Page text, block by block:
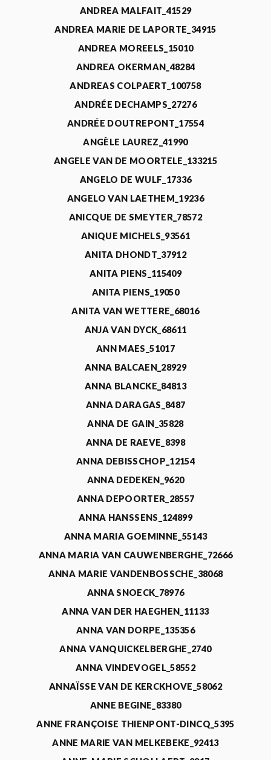
ANDREA MALFAIT_41529
ANDREA MARIE DE LAPORTE_34915
ANDREA MOREELS_15010
ANDREA OKERMAN_48284
ANDREAS COLPAERT_100758
ANDRÉE DECHAMPS_27276
ANDRÉE DOUTREPONT_17554
ANGÈLE LAUREZ_41990
ANGELE VAN DE MOORTELE_133215
ANGELO DE WULF_17336
ANGELO VAN LAETHEM_19236
ANICQUE DE SMEYTER_78572
ANIQUE MICHELS_93561
ANITA DHONDT_37912
ANITA PIENS_115409
ANITA PIENS_19050
ANITA VAN WETTERE_68016
ANJA VAN DYCK_68611
ANN MAES_51017
ANNA BALCAEN_28929
ANNA BLANCKE_84813
ANNA DARAGAS_8487
ANNA DE GAIN_35828
ANNA DE RAEVE_8398
ANNA DEBISSCHOP_12154
ANNA DEDEKEN_9620
ANNA DEPOORTER_28557
ANNA HANSSENS_124899
ANNA MARIA GOEMINNE_55143
ANNA MARIA VAN CAUWENBERGHE_72666
ANNA MARIE VANDENBOSSCHE_38068
ANNA SNOECK_78976
ANNA VAN DER HAEGHEN_11133
ANNA VAN DORPE_135356
ANNA VANQUICKELBERGHE_2740
ANNA VINDEVOGEL_58552
ANNAÏSSE VAN DE KERCKHOVE_58062
ANNE BEGINE_83380
ANNE FRANÇOISE THIENPONT-DINCQ_5395
ANNE MARIE VAN MELKEBEKE_92413